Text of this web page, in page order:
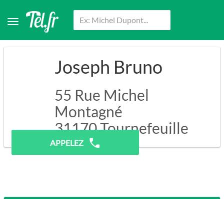
Joseph Bruno
55 Rue Michel
Montagné
31170Tournefeuille
APPELEZ